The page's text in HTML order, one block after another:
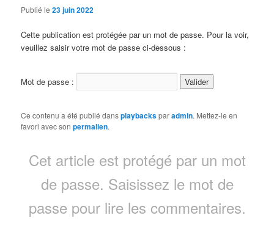
Publié le23 juin 2022
Cette publication est protégée par un mot de passe. Pour la voir,
veuillez saisir votre mot de passe ci-dessous :
Mot de passe :
Ce contenu a été publié dansplaybacksparadmin. Mettez-le en
favori avec sonpermalien.
Cet article est protégé par un mot
de passe. Saisissez le mot de
passe pour lire les commentaires.